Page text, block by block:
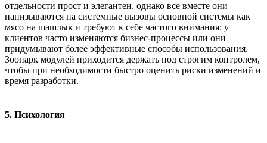
отдельности прост и элегантен, однако все вместе они
нанизываются на системные вызовы основной системы как
мясо на шашлык и требуют к себе частого внимания: у
клиентов часто изменяются бизнес-процессы или они
придумывают более эффективные способы использования.
Зоопарк модулей приходится держать под строгим контролем,
чтобы при необходимости быстро оценить риски изменений и
время разработки.
5. Психология